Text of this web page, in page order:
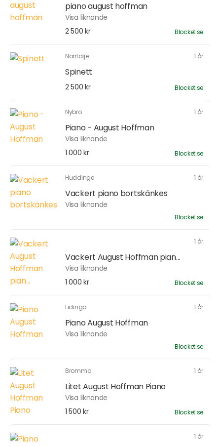
piano august hoffman
Visa liknande
2 500 kr
Blocket.se
Norrtälje 1 år
Spinett
2 500 kr Blocket.se
Nybro 1 år
Piano - August Hoffman
Visa liknande
1 000 kr
Blocket.se
Huddinge 1 år
Vackert piano bortskänkes
Visa liknande
Blocket.se
1 år
Vackert August Hoffman pian...
Visa liknande
1 000 kr
Blocket.se
Lidingö 1 år
Piano August Hoffman
Visa liknande
Blocket.se
Bromma 1 år
Litet August Hoffman Piano
Visa liknande
1 500 kr
Blocket.se
1 år